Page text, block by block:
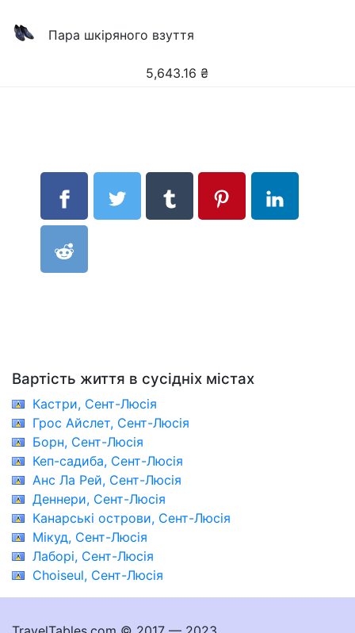
Пара шкіряного взуття
5,643.16 ₴
Вартість життя в сусідніх містах
Кастри, Сент-Люсія
Грос Айслет, Сент-Люсія
Борн, Сент-Люсія
Кеп-садиба, Сент-Люсія
Анс Ла Рей, Сент-Люсія
Деннери, Сент-Люсія
Канарські острови, Сент-Люсія
Мікуд, Сент-Люсія
Лаборі, Сент-Люсія
Choiseul, Сент-Люсія